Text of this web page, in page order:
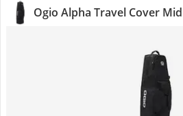
Ogio Alpha Travel Cover Mid